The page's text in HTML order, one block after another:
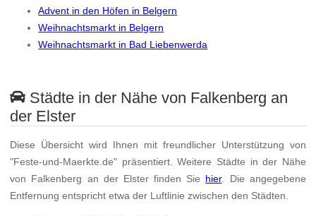
Advent in den Höfen in Belgern
Weihnachtsmarkt in Belgern
Weihnachtsmarkt in Bad Liebenwerda
Städte in der Nähe von Falkenberg an
der Elster
Diese Übersicht wird Ihnen mit freundlicher Unterstützung von
"Feste-und-Maerkte.de" präsentiert. Weitere Städte in der Nähe
von Falkenberg an der Elster finden Sie hier. Die angegebene
Entfernung entspricht etwa der Luftlinie zwischen den Städten.